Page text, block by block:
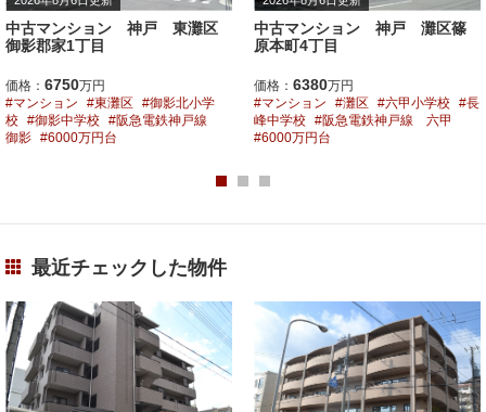
中古マンション 神戸 東灘区
御影郡家1丁目
価格： 6750万円
マンション
東灘区
御影北小学
校
御影中学校
阪急電鉄神戸線
御影
6000万円台
中古マンション 神戸 灘区篠
原本町4丁目
価格： 6380万円
マンション
灘区 六甲小学校
長
峰中学校
阪急電鉄神戸線 六甲
6000万円台
最近チェックした物件